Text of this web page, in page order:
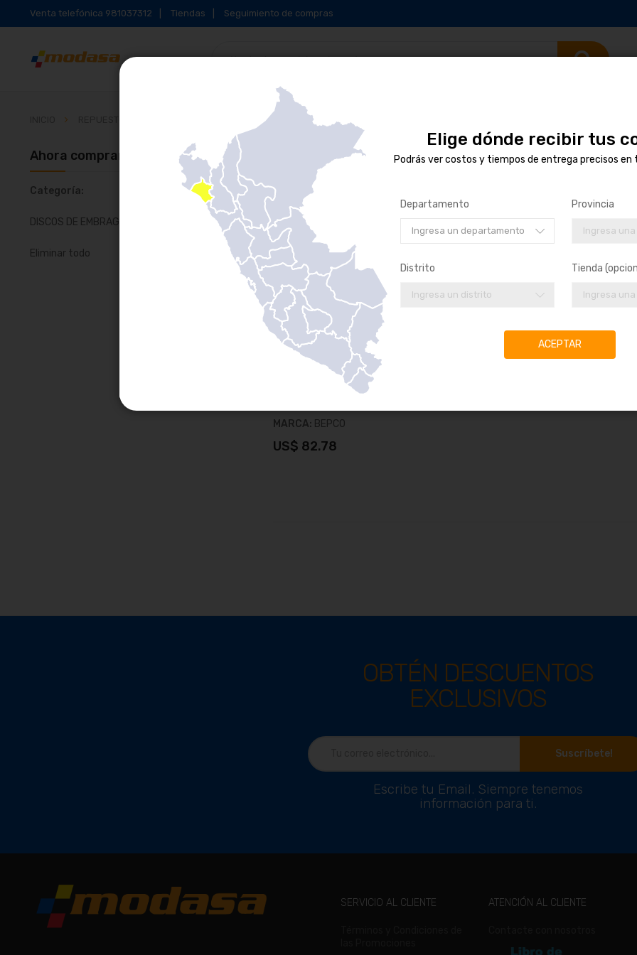
Venta telefónica 981037312 Tiendas Seguimiento de compras
EMBRAGUE
Ahora comprando por
Categoría
DISCOS DE EMBRAGUE
Eliminar todo
Lista artículo
DISCO DE EMBRAGUE 13"
MARCA: BEPCO
US$ 82.78
OBTÉN DESCUENTOS
EXCLUSIVOS
Suscríbete!
Escribe tu Email. Siempre tenemos
información para ti.
SERVICIO AL CLIENTE ATENCIÓN AL CLIENTE
Elige dónde recibir tus
Podrás ver costos y tiempos de entrega precisos en
Departamento
Ingresa un departamento
Provincia
Ingresa
Distrito
Ingresa un distrito
Tienda
Ingresa
ACEPTAR